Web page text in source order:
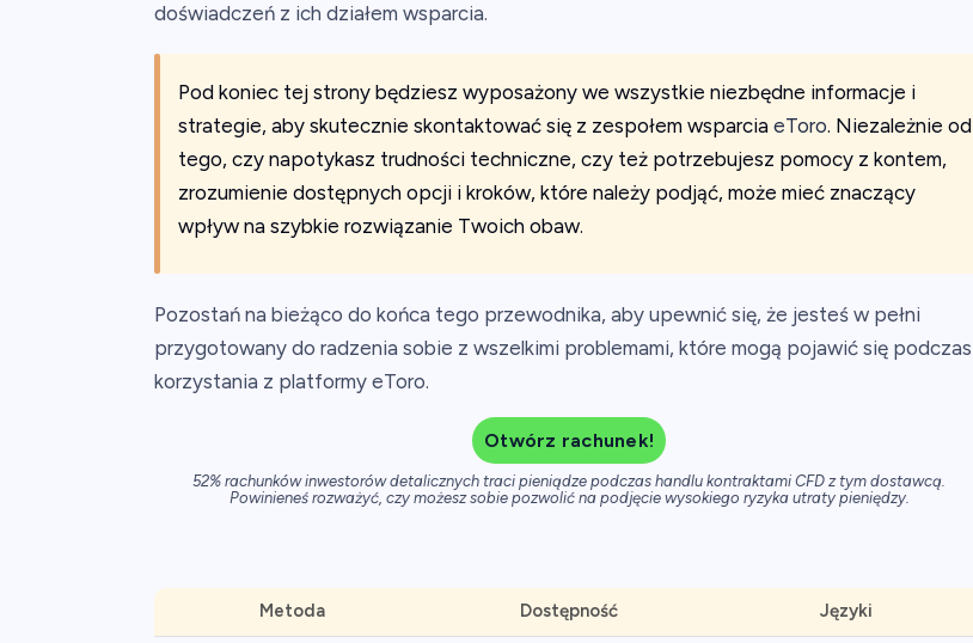
doświadczeń z ich działem wsparcia.
Pod koniec tej strony będziesz wyposażony we wszystkie niezbędne informacje i
strategie, aby skutecznie skontaktować się z zespołem wsparcia eToro. Niezależnie od
tego, czy napotykasz trudności techniczne, czy też potrzebujesz pomocy z kontem,
zrozumienie dostępnych opcji i kroków, które należy podjąć, może mieć znaczący
wpływ na szybkie rozwiązanie Twoich obaw.
Pozostań na bieżąco do końca tego przewodnika, aby upewnić się, że jesteś w pełni
przygotowany do radzenia sobie z wszelkimi problemami, które mogą pojawić się podczas
korzystania z platformy eToro.
Otwórz rachunek!
52% rachunków inwestorów detalicznych traci pieniądze podczas handlu kontraktami CFD z tym dostawcą.
Powinieneś rozważyć, czy możesz sobie pozwolić na podjęcie wysokiego ryzyka utraty pieniędzy.
Metoda Dostępność Języki